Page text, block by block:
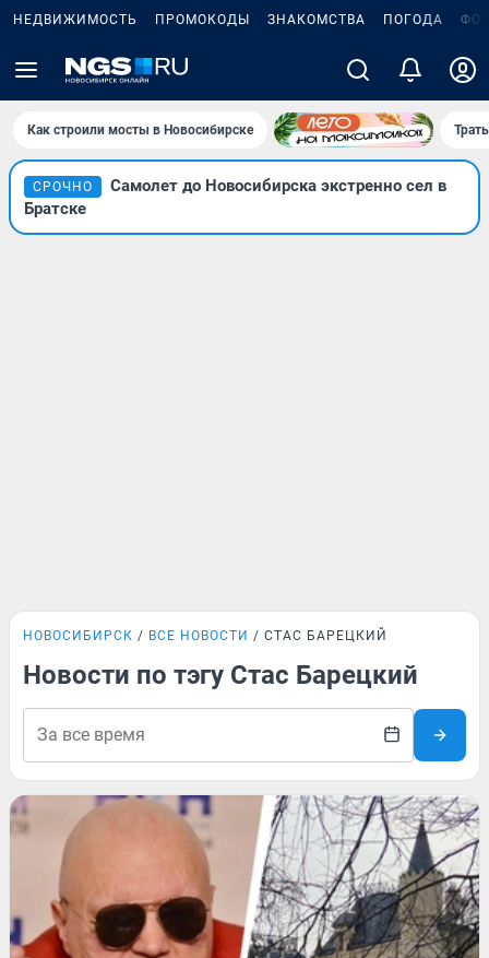
НЕДВИЖИМОСТЬ ПРОМОКОДЫ ЗНАКОМСТВА ПОГОДА
Как строили мосты в Новосибирске
СРОЧНО
Самолет до Новосибирска экстренно сел в
Братске
НОВОСИБИРСК ВСЕ НОВОСТИ СТАС БАРЕЦКИЙ
Новости по тэгу Стас Барецкий